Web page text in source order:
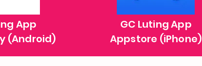
App
(Android)
GC Luting App
Appstore (iPhone)